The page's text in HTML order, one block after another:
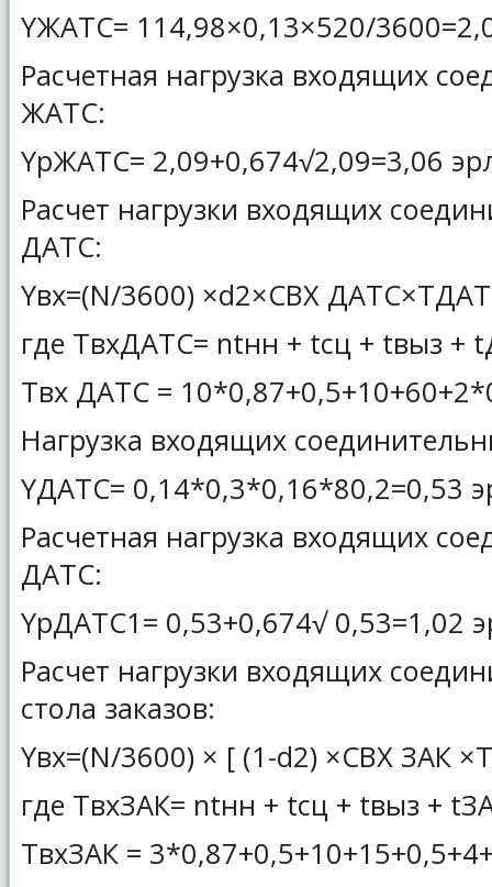
YЖАТС= 114,98×0,13×520/
Расчетная нагрузка входящих
ЖАТС:
YрЖАТС= 2,09+0,674√2,09=3,06
Расчет нагрузки входящих
ДАТС:
Yвх=(N/3600) ×d2×CВХ
где ТвхДАТС= ntнн + tсц + tвыз +
Tвх ДАТС =
Нагрузка входящих
YДАТС= 0,14*0,3*0,16*80,2=0,53
Расчетная нагрузка входящих
ДАТС:
YрДАТС1= 0,53+0,674√ 0,53=1,02
Расчет нагрузки входящих
стола заказов:
Yвх=(N/3600) × [ (1-d2) ×CВХ ЗАК
где ТвхЗАК= ntнн + tсц + tвыз +
TвхЗАК =